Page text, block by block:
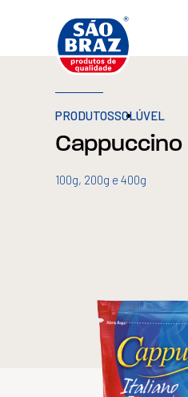
PRODUTOSSOLÚVEL
Cappuccino
100g, 200g e 400g